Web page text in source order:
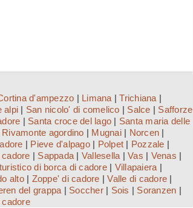
d'ampezzo | Limana |Trichiana |
alpi | San nicolo' di comelico | Salce | Safforze
| Santa croce del lago | Santa maria delle
Rivamonte agordino | Mugnai| Norcen |
| Pieve d'alpago| Polpet | Pozzale |
| Sappada | Vallesella | Vas | Venas |
di borca di cadore| Villapaiera |
alto| Zoppe' di cadore |Valle di cadore |
del grappa | Soccher| Sois | Soranzen |
cadore